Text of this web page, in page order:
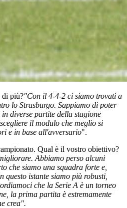
di più?"Con il 4-4-2 ci siamo trovati a
lo Strasburgo. Sappiamo di poter
diverse partite della stagione
il modulo che meglio si
e in base all'avversario".
Qual è il vostro obiettivo?
Abbiamo perso alcuni
che siamo una squadra forte e,
questo istante siamo più robusti,
che la Serie A è un torneo
la prima partita è estremamente
crea".